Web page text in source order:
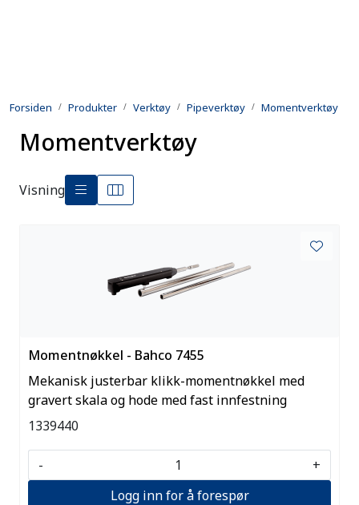
Forsiden Produkter Verktøy Pipeverktøy Momentverktøy
Momentverktøy
Visning
Momentnøkkel - Bahco 7455
Mekanisk justerbar klikk-momentnøkkel med
gravert skala og hode med fast innfestning
1339440
-
+
Logg inn for å forespør
Utleie
Kontroll og reparasjon
Forsvarsindustri